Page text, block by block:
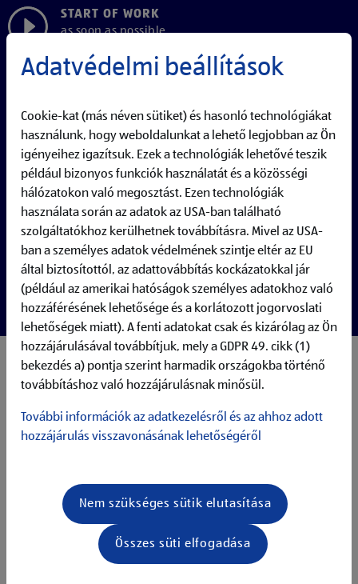
START OF WORK
as soon as possible
EMPLOYMENT TYPE
My responsibilities:
Fixing and operating mature-stage SAP BTP applications
Backend Logic, Database model, Authorization concept)
Evaluating and using SAP BTP Services
approaches and suggestions for improvement in the
development
Following agile working principles like CI/CD, test- and
design-driven development
Adatvédelmi beállítások
Cookie-kat (más néven sütiket) és hasonló technológiákat
használunk, hogy weboldalunkat a lehető legjobban az Ön
igényeihez igazítsuk. Ezek a technológiák lehetővé teszik
például bizonyos funkciók használatát és a közösségi
hálózatokon való megosztást. Ezen technológiák
használata során az adatok az USA-ban található
szolgáltatókhoz kerülhetnek továbbításra. Mivel az USA-
ban a személyes adatok védelmének szintje eltér az EU
által biztosítottól, az adattovábbítás kockázatokkal jár
(például az amerikai hatóságok személyes adatokhoz való
hozzáférésének lehetősége és a korlátozott jogorvoslati
lehetőségek miatt). A fenti adatokat csak és kizárólag az Ön
hozzájárulásával továbbítjuk, mely a GDPR 49. cikk (1)
bekezdés a) pontja szerint harmadik országokba történő
továbbításhoz való hozzájárulásnak minősül.
További információk az adatkezelésről és az ahhoz adott
hozzájárulás visszavonásának lehetőségéről
Nem szükséges sütik elutasítása
Összes süti elfogadása